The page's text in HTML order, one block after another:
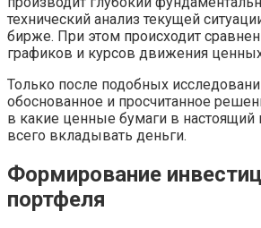
технический анализ текущей
бирже. При этом происходит
графиков и курсов движения
Только после подобных
обоснованное и просчитанное
в какие ценные бумаги в
всего вкладывать деньги.
Формирование
портфеля